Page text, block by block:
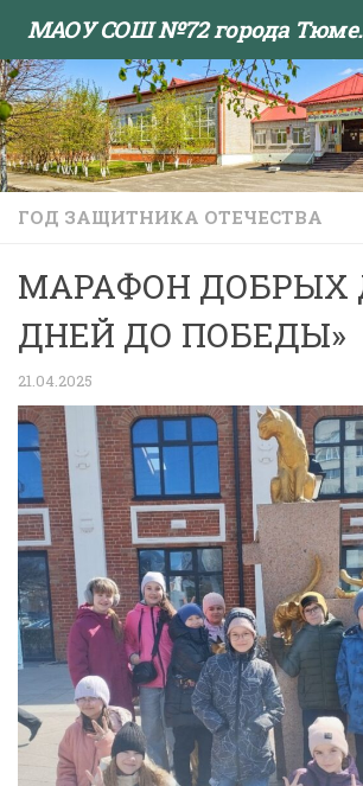
Skip to content МАОУ
ГОД ЗАЩИТНИКА ОТЕЧЕСТВА
МАРАФОН ДОБРЫХ
ДНЕЙ ДО ПОБЕДЫ»
21.04.2025